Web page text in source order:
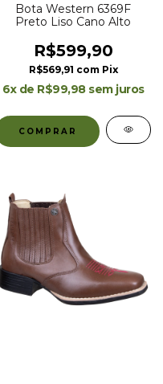
Bota Western 6369F
Preto Liso Cano Alto
R$599,90
R$569,91 com Pix
6x de R$99,98 sem juros
COMPRAR